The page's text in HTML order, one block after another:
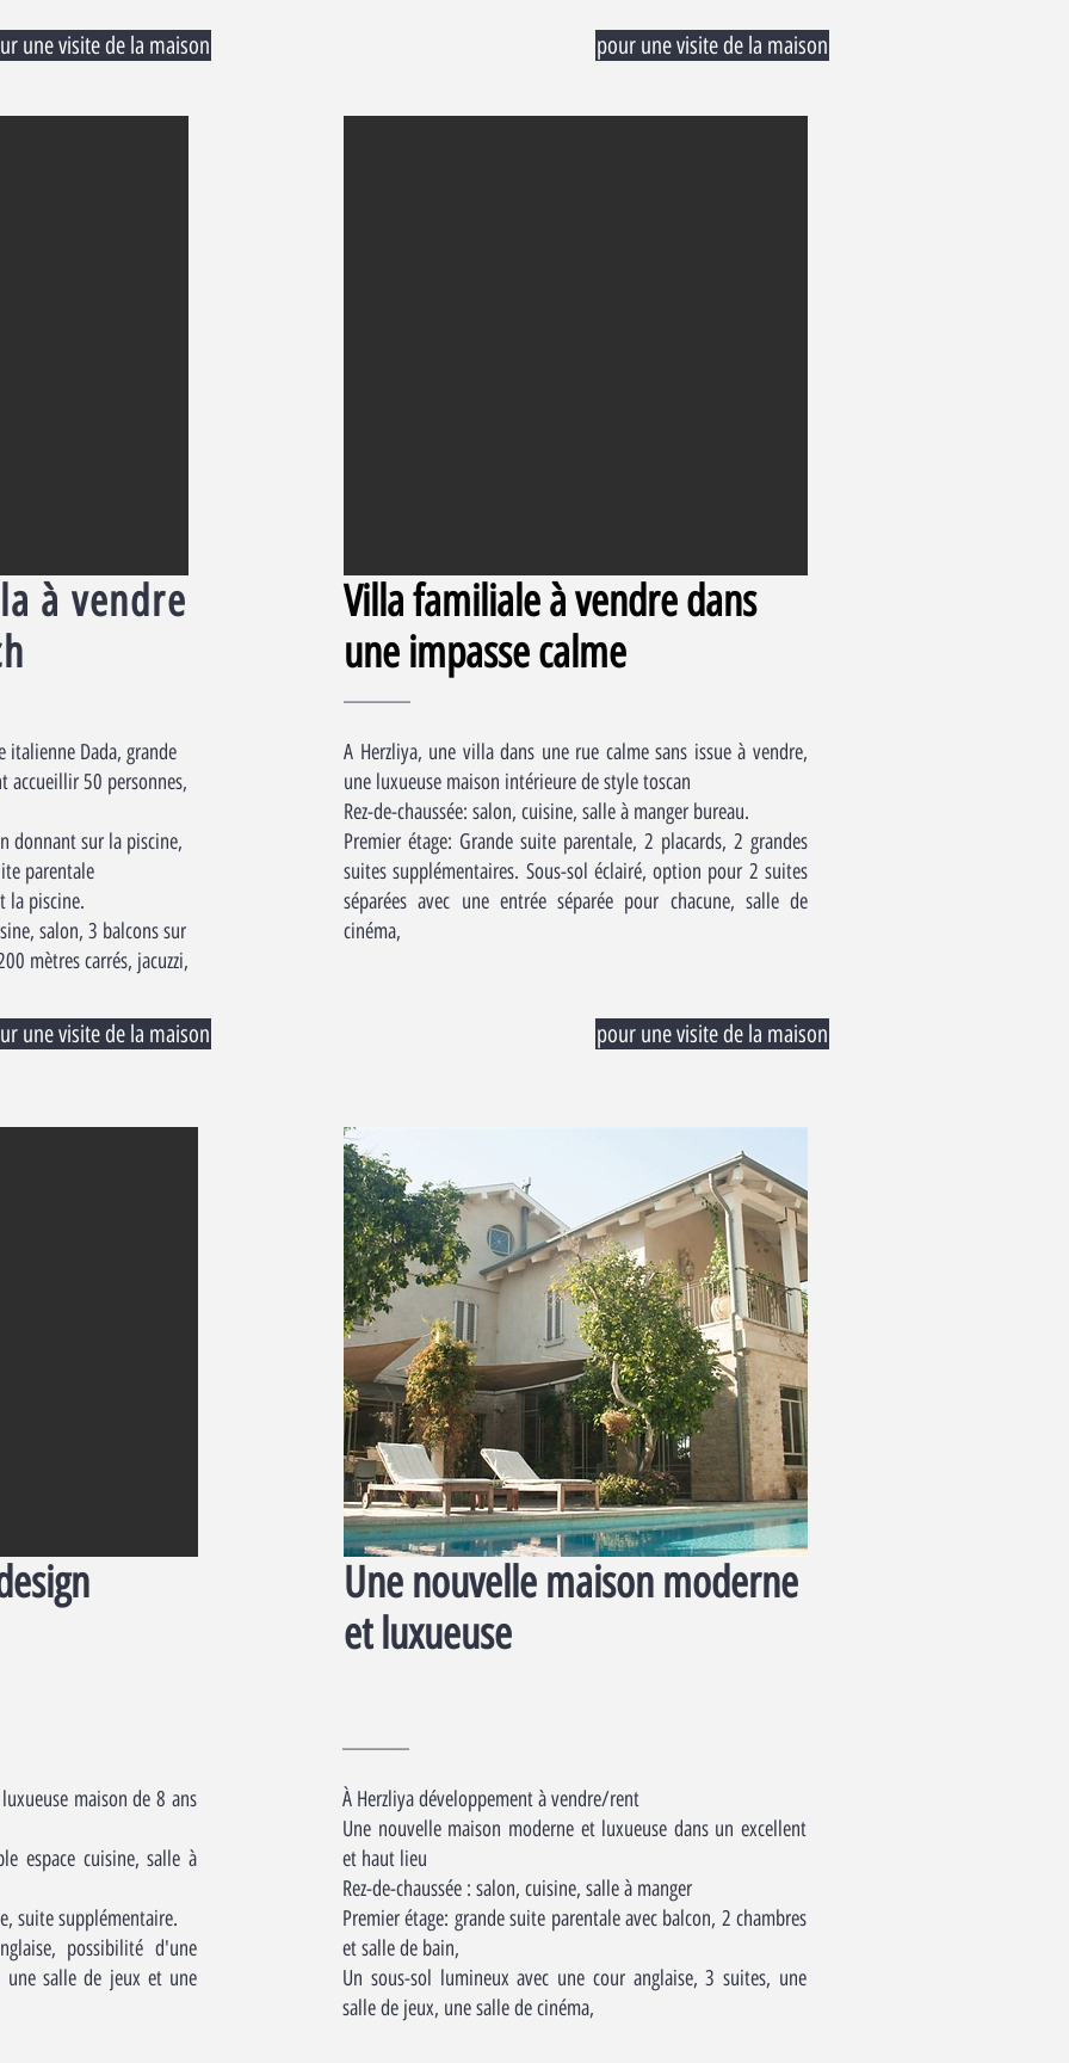
une visite de la maison
à vendre
italienne Dada, grande
accueillir 50 personnes,
donnant sur la piscine,
parentale
la piscine.
salon, 3 balcons sur
mètres carrés, jacuzzi,
une visite de la maison
maison de 8 ans
espace cuisine, salle à
suite supplémentaire.
possibilité d'une
une salle de jeux et une
pour une visite de la maison
Villa familiale à vendre dans
une impasse calme
A Herzliya, une villa dans une rue calme sans issue à vendre,
une luxueuse maison intérieure de style toscan
Rez-de-chaussée: salon, cuisine, salle à manger bureau.
Premier étage: Grande suite parentale, 2 placards, 2 grandes
suites supplémentaires. Sous-sol éclairé, option pour 2 suites
séparées avec une entrée séparée pour chacune, salle de
cinéma,
pour une visite de la maison
Une nouvelle maison moderne
et luxueuse
À Herzliya développement à vendre/rent
Une nouvelle maison moderne et luxueuse dans un excellent
et haut lieu
Rez-de-chaussée : salon, cuisine, salle à manger
Premier étage: grande suite parentale avec balcon, 2 chambres
et salle de bain,
Un sous-sol lumineux avec une cour anglaise, 3 suites, une
salle de jeux, une salle de cinéma,